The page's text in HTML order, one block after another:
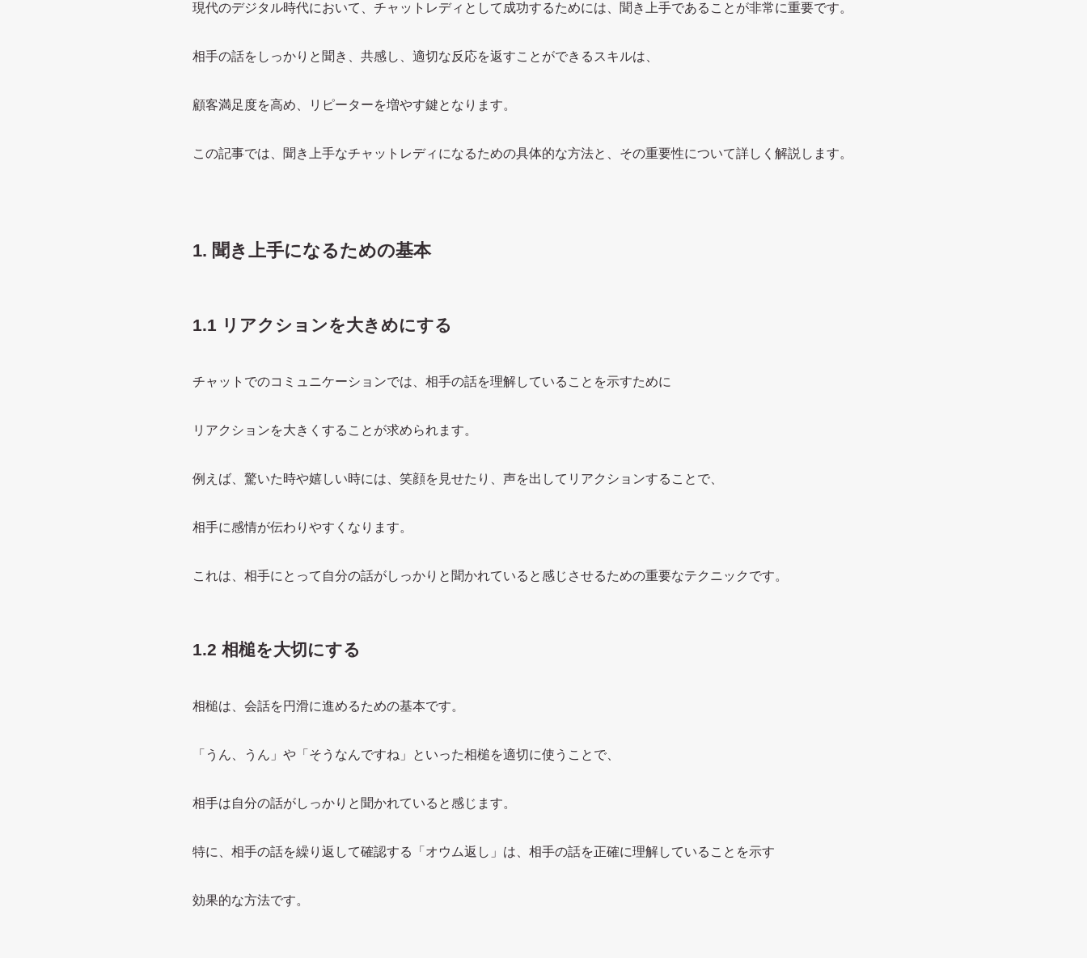
現代のデジタル時代において、チャットレディとして成功するためには、聞き上手であることが非常に重要です。
相手の話をしっかりと聞き、共感し、適切な反応を返すことができるスキルは、
顧客満足度を高め、リピーターを増やす鍵となります。
この記事では、聞き上手なチャットレディになるための具体的な方法と、その重要性について詳しく解説します。
1. 聞き上手になるための基本
1.1 リアクションを大きめにする
チャットでのコミュニケーションでは、相手の話を理解していることを示すために
リアクションを大きくすることが求められます。
例えば、驚いた時や嬉しい時には、笑顔を見せたり、声を出してリアクションすることで、
相手に感情が伝わりやすくなります。
これは、相手にとって自分の話がしっかりと聞かれていると感じさせるための重要なテクニックです。
1.2 相槌を大切にする
相槌は、会話を円滑に進めるための基本です。
「うん、うん」や「そうなんですね」といった相槌を適切に使うことで、
相手は自分の話がしっかりと聞かれていると感じます。
特に、相手の話を繰り返して確認する「オウム返し」は、相手の話を正確に理解していることを示す
効果的な方法です。